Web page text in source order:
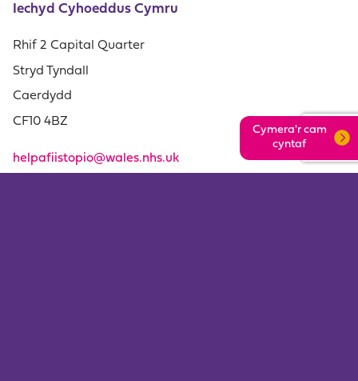
Iechyd Cyhoeddus Cymru
Rhif 2 Capital Quarter
Stryd Tyndall
Caerdydd
CF10 4BZ
helpafiistopio@wales.nhs.uk
Cymera'r cam
cyntaf